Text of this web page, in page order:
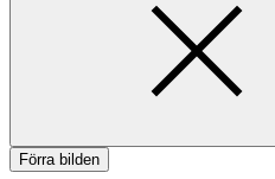
Evenemang
Inspiration
Förra bilden